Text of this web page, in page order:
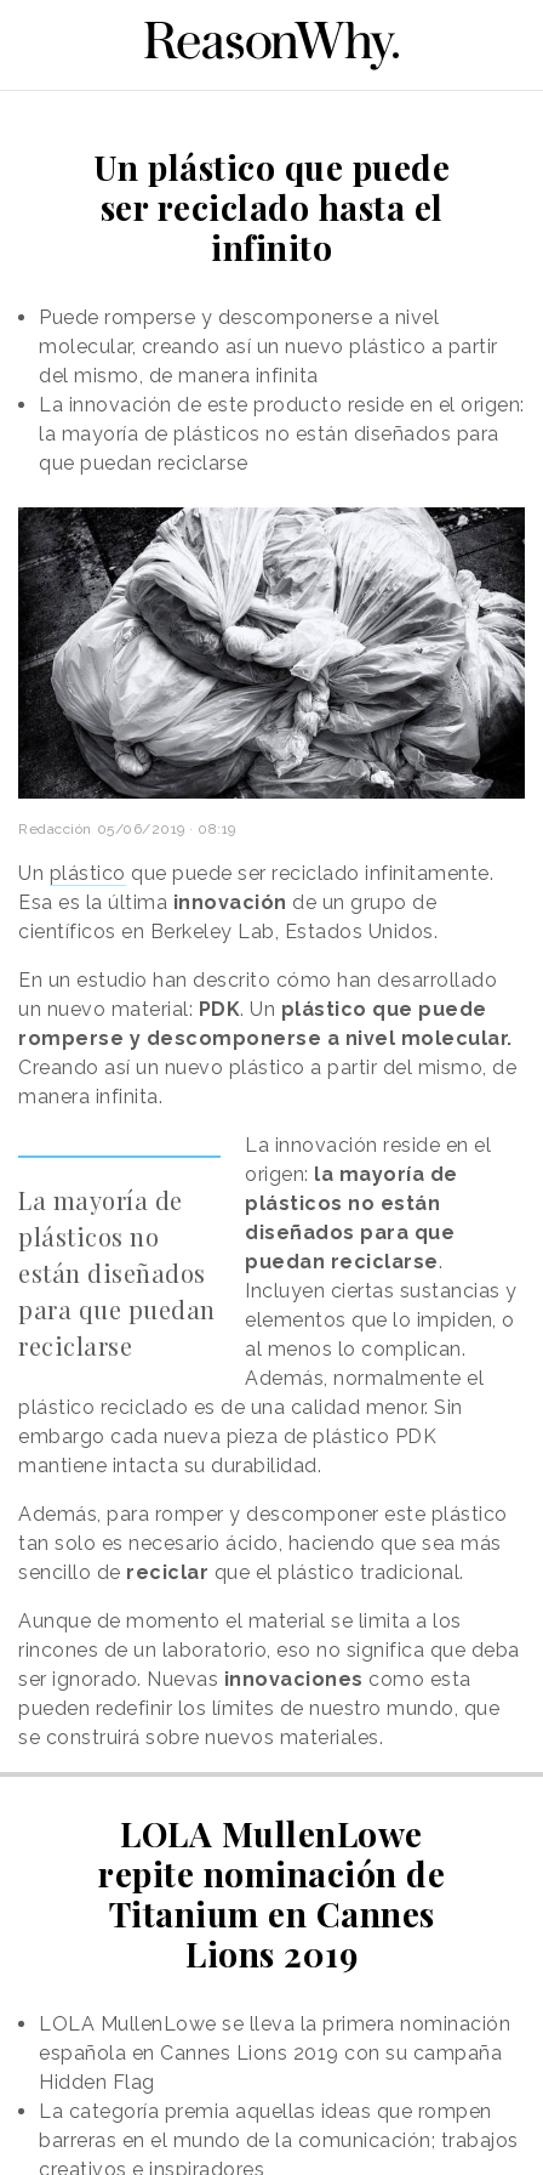
Un plástico que puede
ser reciclado hasta el
infinito
Puede romperse y descomponerse a nivel
molecular, creando así un nuevo plástico a partir
del mismo, de manera infinita
La innovación de este producto reside en el origen:
la mayoría de plásticos no están diseñados para
que puedan reciclarse
Redacción 05/06/2019 · 08:19
Un plástico que puede ser reciclado infinitamente.
Esa es la última innovación de un grupo de
científicos en Berkeley Lab, Estados Unidos.
En un estudio han descrito cómo han desarrollado
un nuevo material: PDK. Un plástico que puede
romperse y descomponerse a nivel molecular.
Creando así un nuevo plástico a partir del mismo, de
manera infinita.
La mayoría de
plásticos no
están diseñados
para que puedan
reciclarse
La innovación reside en el
origen: la mayoría de
plásticos no están
diseñados para que
puedan reciclarse.
Incluyen ciertas sustancias y
elementos que lo impiden, o
al menos lo complican.
Además, normalmente el
plástico reciclado es de una calidad menor. Sin
embargo cada nueva pieza de plástico PDK
mantiene intacta su durabilidad.
Además, para romper y descomponer este plástico
tan solo es necesario ácido, haciendo que sea más
sencillo de reciclar que el plástico tradicional.
Aunque de momento el material se limita a los
rincones de un laboratorio, eso no significa que deba
ser ignorado. Nuevas innovaciones como esta
pueden redefinir los límites de nuestro mundo, que
se construirá sobre nuevos materiales.
LOLA MullenLowe
repite nominación de
Titanium en Cannes
Lions 2019
LOLA MullenLowe se lleva la primera nominación
española en Cannes Lions 2019 con su campaña
Hidden Flag
La categoría premia aquellas ideas que rompen
barreras en el mundo de la comunicación; trabajos
creativos e inspiradores